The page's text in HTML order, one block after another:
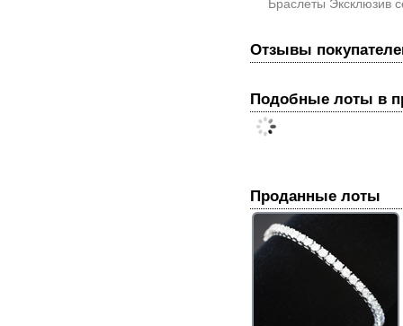
Браслеты Эксклюзив
Отзывы
Подобные лоты в
Проданные лоты